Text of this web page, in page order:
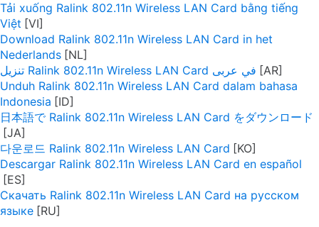
Tải xuống Ralink 802.11n Wireless LAN Card bằng tiếng
Việt
Download Ralink 802.11n Wireless LAN Card in het
Nederlands
تنزيل Ralink 802.11n Wireless LAN Card في عربى
Unduh Ralink 802.11n Wireless LAN Card dalam bahasa
Indonesia
日本語で Ralink 802.11n Wireless LAN Card をダウンロード
다운로드 Ralink 802.11n Wireless LAN Card
Descargar Ralink 802.11n Wireless LAN Card en español
Скачать Ralink 802.11n Wireless LAN Card на русском
языке